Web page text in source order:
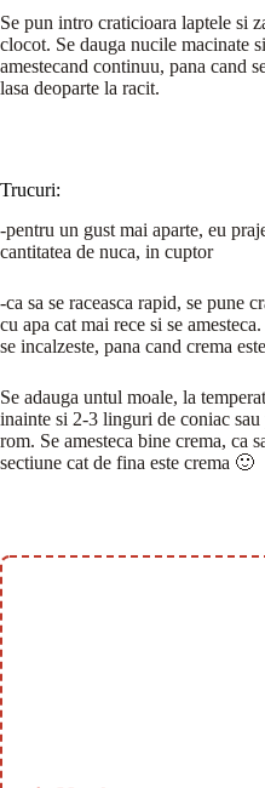
Se pun intro craticioara laptele si
clocot. Se dauga nucile macinate
amestecand continuu, pana cand
lasa deoparte la racit.
Trucuri:
-pentru un gust mai aparte, eu
cantitatea de nuca, in cuptor
-ca sa se raceasca rapid, se pune
cu apa cat mai rece si se
se incalzeste, pana cand crema
Se adauga untul moale, la
inainte si 2-3 linguri de coniac sau
rom. Se amesteca bine crema, ca
sectiune cat de fina este crema 🙂